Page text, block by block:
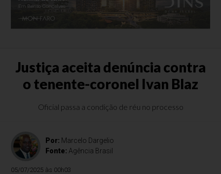
Justiça aceita denúncia contra
o tenente-coronel Ivan Blaz
Oficial passa a condição de réu no processo
Por: Marcelo Dargelio
Fonte: Agência Brasil
05/07/2025 às 00h03